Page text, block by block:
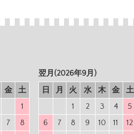
金
土
1
7
8
翌月(2026年9月)
日
月 火 水 木 金
土
1
2 3 4
5
6
7 8 9 10 11
12